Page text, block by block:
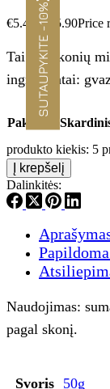
€5.40 – 5.90Price
Tai prieskonių
ingredientai:
Pakuotė :
produkto kiekis: 5
Į krepšelį
Dalinkitės:
Naudojimas:
pagal skonį.
Svoris 50g
SUTAUPYKITE -10%